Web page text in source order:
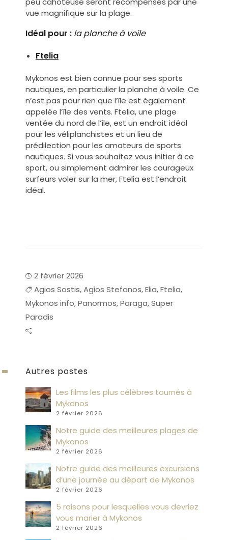
vue magnifique sur la plage.
Idéal pour : la planche à voile
Ftelia
Mykonos est bien connue pour ses sports
nautiques, en particulier la planche à voile. Ce
n’est pas pour rien que l’île est également
appelée l’île des vents. Ftelia, une plage
ventée du nord de l’île, est un endroit idéal
pour les véliplanchistes et un lieu de
prédilection pour les amateurs de sports
nautiques. Si vous souhaitez vous initier à ce
sport, ou simplement admirer les courageux
surfeurs voler sur la mer, Ftelia est l’endroit
idéal.
2 février 2026
Agios Sostis,Agios Stefanos,Elia,Ftelia,
Mykonos info,Panormos,Paraga,Super
Paradis
Autres postes
Les films les plus célèbres tournés à
Mykonos
2 février 2026
Notre guide des meilleures plages de
Mykonos
2 février 2026
Notre guide des meilleures excursions
d’une journée au départ de Mykonos
2 février 2026
5 raisons pour lesquelles vous devriez
vous marier à Mykonos
2 février 2026